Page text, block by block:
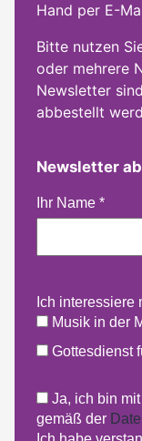
Hand per E-
Bitte nutzen
oder mehrere
Newsletter
abbestellt
Newsletter
Ihr Name *
Ich
Musik in der
Gottesdienst
Ja, ich bin
gemäß der